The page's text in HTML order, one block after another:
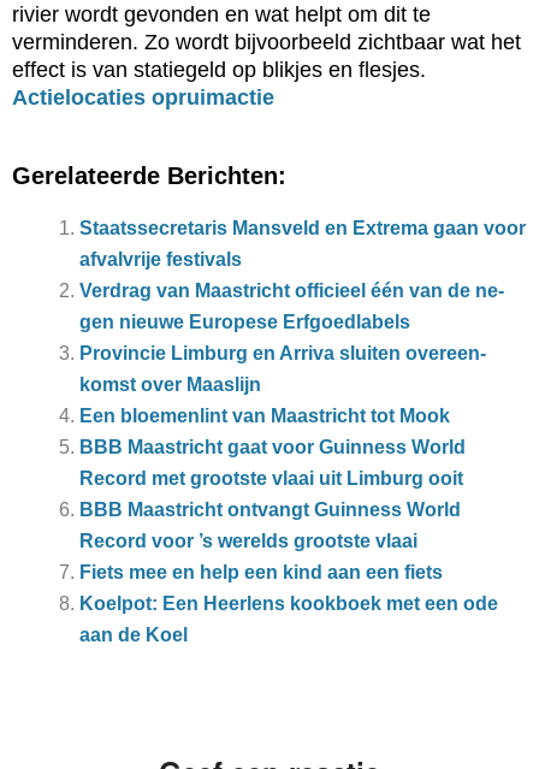
rivier wordt gevonden en wat helpt om dit te
verminderen. Zo wordt bijvoorbeeld zichtbaar wat het
effect is van statiegeld op blikjes en flesjes.
Actielocaties opruimactie
Gerelateerde Berichten:
Staatssecretaris Mansveld en Extrema gaan voor
afvalvrije festivals
Ver­drag van Maas­tricht of­fi­ci­eel één van de ne­
gen nieu­we Eu­ro­pe­se Erf­goed­la­bels
Pro­vin­cie Lim­burg en Ar­ri­va slui­ten over­een­
komst over Maas­lijn
Een bloe­men­lint van Maas­tricht tot Mook
BBB Maastricht gaat voor Guinness World
Record met grootste vlaai uit Limburg ooit
BBB Maastricht ontvangt Guinness World
Record voor ’s werelds grootste vlaai
Fiets mee en help een kind aan een fiets
Koelpot: Een Heerlens kookboek met een ode
aan de Koel